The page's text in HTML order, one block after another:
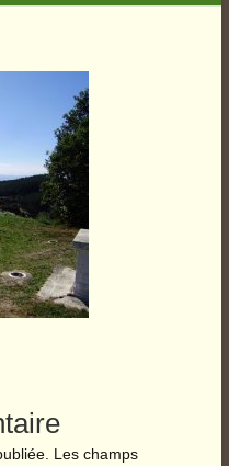
Les champs